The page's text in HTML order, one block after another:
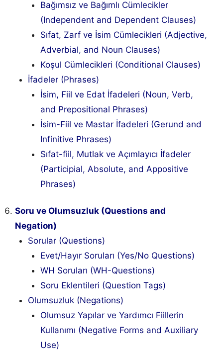
Bağımsız ve Bağımlı Cümlecikler
(Independent and Dependent Clauses)
Sıfat, Zarf ve İsim Cümlecikleri (Adjective,
Adverbial, and Noun Clauses)
Koşul Cümlecikleri (Conditional Clauses)
İfadeler (Phrases)
İsim, Fiil ve Edat İfadeleri (Noun, Verb,
and Prepositional Phrases)
İsim-Fiil ve Mastar İfadeleri (Gerund and
Infinitive Phrases)
Sıfat-fiil, Mutlak ve Açımlayıcı İfadeler
(Participial, Absolute, and Appositive
Phrases)
Soru ve Olumsuzluk (Questions and
Negation)
Sorular (Questions)
Evet/Hayır Soruları (Yes/No Questions)
WH Soruları (WH-Questions)
Soru Eklentileri (Question Tags)
Olumsuzluk (Negations)
Olumsuz Yapılar ve Yardımcı Fiillerin
Kullanımı (Negative Forms and Auxiliary
Use)